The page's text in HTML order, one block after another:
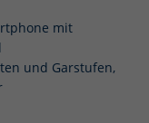
mit
und Garstufen,